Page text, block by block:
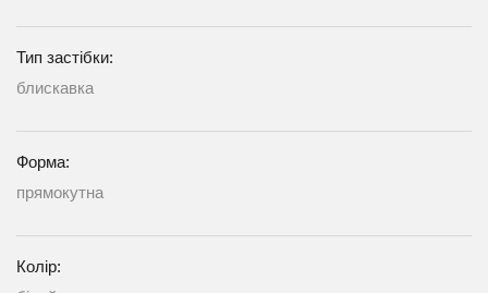
Тип застібки:
блискавка
Форма:
прямокутна
Колір: